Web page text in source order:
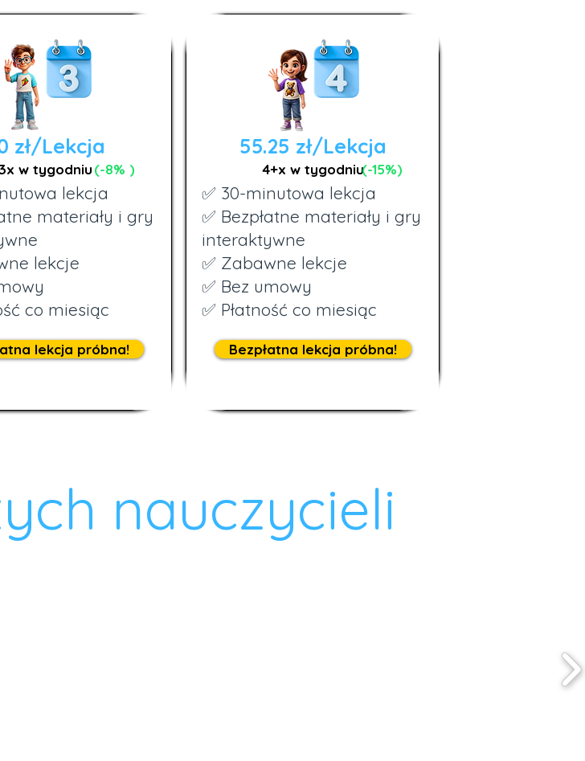
zł/Lekcja
3x w tygodniu(-8% )
lekcja
materiały i gry
lekcje
co miesiąc
lekcja próbna!
55.25 zł/Lekcja
4+x w tygodniu(-15%)
✅ 30-minutowa lekcja
✅ Bezpłatne materiały i gry
interaktywne
✅ Zabawne lekcje
✅ Bez umowy
✅ Płatność co miesiąc
Bezpłatna lekcja próbna!
nauczycieli